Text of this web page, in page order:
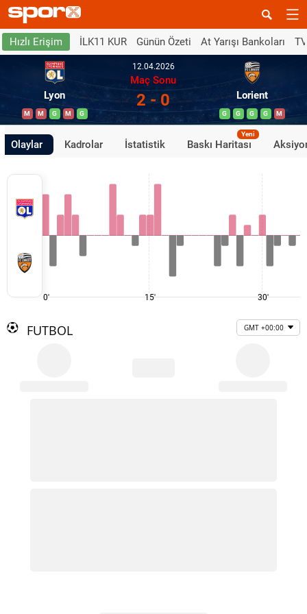
Hızlı Erişim İLK11 KUR Günün Özeti At Yarışı Bankoları
Lyon
M M G M G
12.04.2026
Maç Sonu
2 - 0 Lorient
G G G G M
Olaylar Kadrolar İstatistik Baskı Haritası
Yeni
0' 15' 30'
FUTBOL GMT +00:00